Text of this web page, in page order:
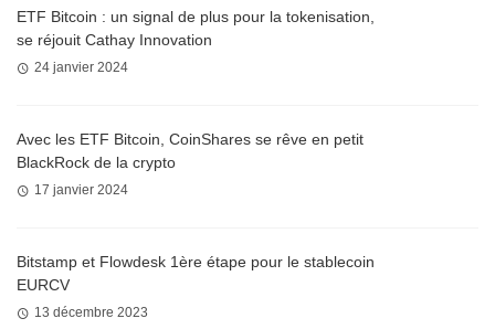
ETF Bitcoin : un signal de plus pour la tokenisation,
se réjouit Cathay Innovation
24 janvier 2024
Avec les ETF Bitcoin, CoinShares se rêve en petit
BlackRock de la crypto
17 janvier 2024
Bitstamp et Flowdesk 1ère étape pour le stablecoin
EURCV
13 décembre 2023